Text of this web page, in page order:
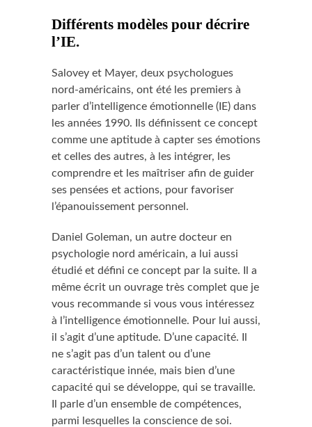
Différents modèles pour décrire
l’IE.
Salovey et Mayer, deux psychologues
nord-américains, ont été les premiers à
parler d’intelligence émotionnelle (IE) dans
les années 1990. Ils définissent ce concept
comme une aptitude à capter ses émotions
et celles des autres, à les intégrer, les
comprendre et les maîtriser afin de guider
ses pensées et actions, pour favoriser
l’épanouissement personnel.
Daniel Goleman, un autre docteur en
psychologie nord américain, a lui aussi
étudié et défini ce concept par la suite. Il a
même écrit un ouvrage très complet que je
vous recommande si vous vous intéressez
à l’intelligence émotionnelle. Pour lui aussi,
il s’agit d’une aptitude. D’une capacité. Il
ne s’agit pas d’un talent ou d’une
caractéristique innée, mais bien d’une
capacité qui se développe, qui se travaille.
Il parle d’un ensemble de compétences,
parmi lesquelles la conscience de soi.